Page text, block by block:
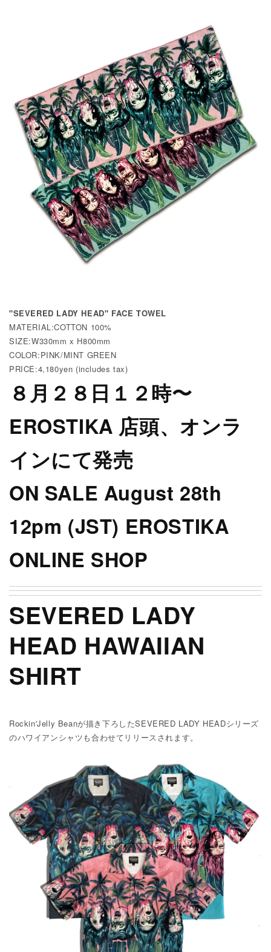
"SEVERED LADY HEAD" FACE TOWEL
MATERIAL:COTTON 100%
SIZE:W330mm x H800mm
COLOR:PINK/MINT GREEN
PRICE:4,180yen (includes tax)
８月２８日１２時〜
EROSTIKA 店頭、オンラ
インにて発売
ON SALE August 28th
12pm (JST) EROSTIKA
ONLINE SHOP
SEVERED LADY
HEAD HAWAIIAN
SHIRT
Rockin'Jelly Beanが描き下ろしたSEVERED LADY HEADシリーズ
のハワイアンシャツも合わせてリリースされます。